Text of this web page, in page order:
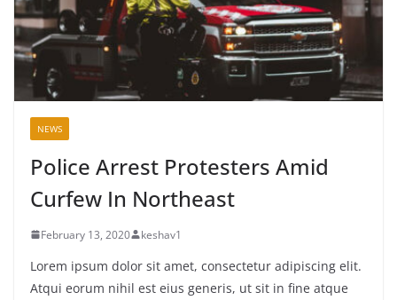
NEWS
Police Arrest Protesters Amid
Curfew In Northeast
February 13, 2020 keshav1
Lorem ipsum dolor sit amet, consectetur adipiscing elit.
Atqui eorum nihil est eius generis, ut sit in fine atque